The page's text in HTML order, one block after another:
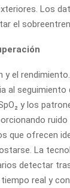
Los
el
y el
al seguimiento
y los
que ofrecen
La
detectar
real y